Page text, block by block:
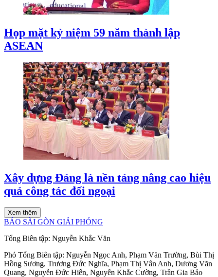
Họp mặt kỷ niệm 59 năm thành lập
ASEAN
Xây dựng Đảng là nền tảng nâng cao hiệu
quả công tác đối ngoại
Xem thêm
BÁO SÀI GÒN GIẢI PHÓNG
Tổng Biên tập: Nguyễn Khắc Văn
Phó Tổng Biên tập: Nguyễn Ngọc Anh, Phạm Văn Trường, Bùi Thị
Hồng Sương, Trương Đức Nghĩa, Phạm Thị Vân Anh, Dương Văn
Quang, Nguyễn Đức Hiển, Nguyễn Khắc Cường, Trần Gia Bảo